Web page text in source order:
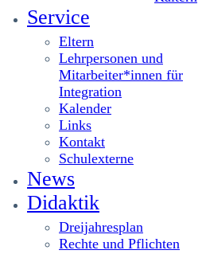
Service
Eltern
Lehrpersonen und
Mitarbeiter*innen für
Integration
Kalender
Links
Kontakt
Schulexterne
News
Didaktik
Dreijahresplan
Rechte und Pflichten